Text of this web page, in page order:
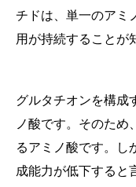
チドは、単一のアミ
用が持続することが
グルタチオンを構成
ノ酸です。そのため
るアミノ酸です。し
成能力が低下すると